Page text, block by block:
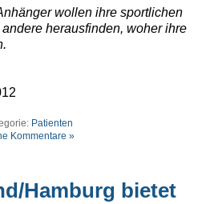
wollen ihre sportlichen
herausfinden, woher ihre
Patienten
Kommentare »
Hamburg bietet